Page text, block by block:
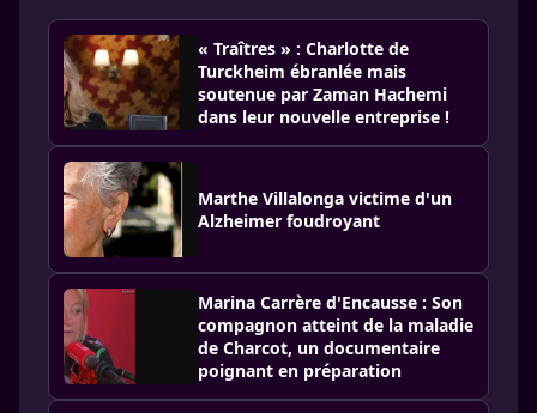
« Traîtres » : Charlotte de
Turckheim ébranlée mais
soutenue par Zaman Hachemi
dans leur nouvelle entreprise !
Marthe Villalonga victime d'un
Alzheimer foudroyant
Marina Carrère d'Encausse : Son
compagnon atteint de la maladie
de Charcot, un documentaire
poignant en préparation